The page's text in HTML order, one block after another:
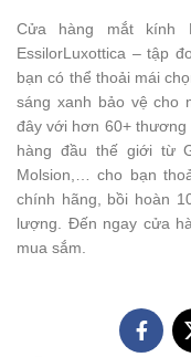
Cửa hàng mắt kính
EssilorLuxottica – tập
bạn có thể thoải mái
sáng xanh bảo vệ cho
đây với hơn 60+
hàng đầu thế giới từ
Molsion,… cho bạn
chính hãng, bồi hoàn
lượng. Đến ngay cửa
mua sắm.